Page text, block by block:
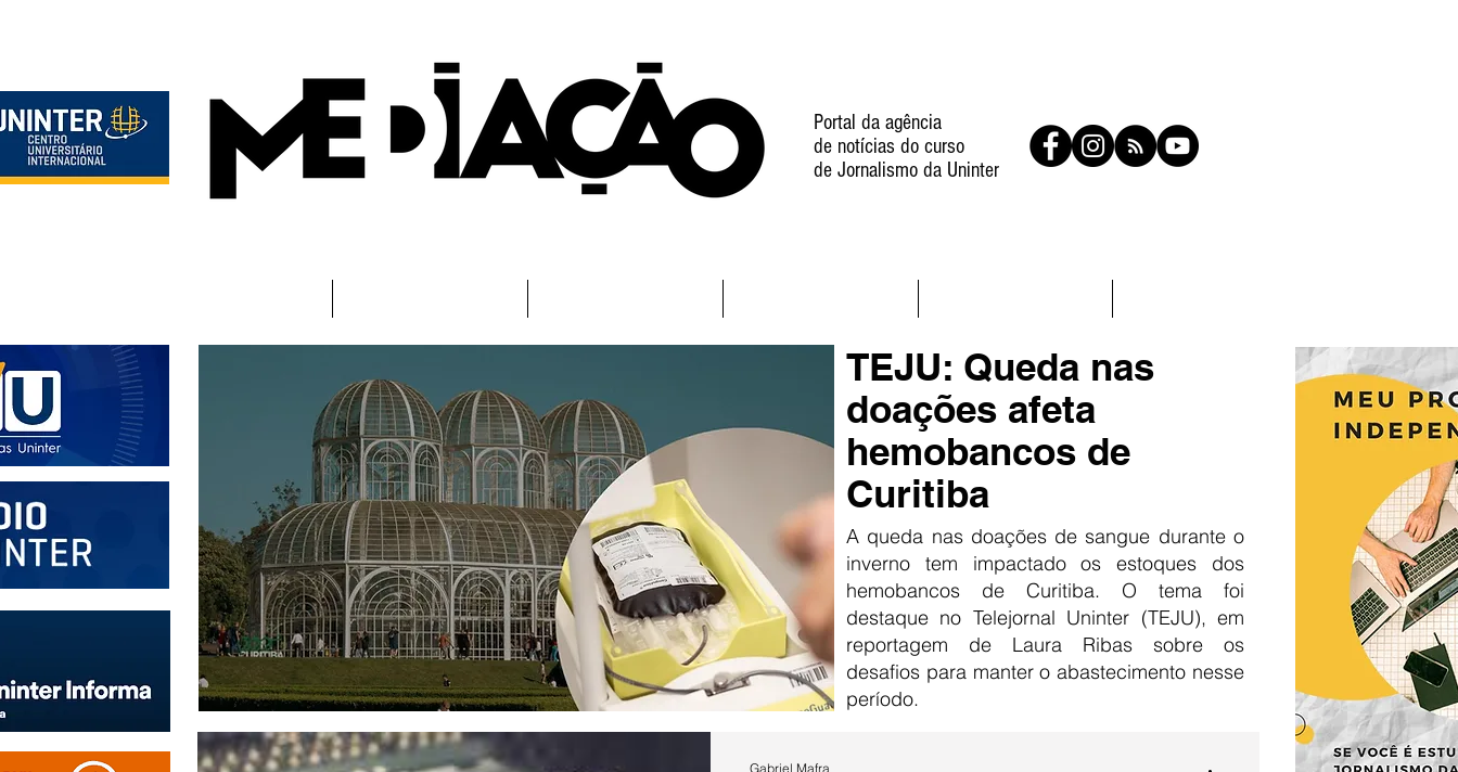
Portal da agência
de notícias do curso
de Jornalismo da Uninter
TEJU: Queda nas
doações afeta
hemobancos de
Curitiba
A queda nas doações de sangue durante o
inverno tem impactado os estoques dos
hemobancos de Curitiba. O tema foi
destaque no Telejornal Uninter (TEJU), em
reportagem de Laura Ribas sobre os
desafios para manter o abastecimento nesse
período.
Gabriel Mafra